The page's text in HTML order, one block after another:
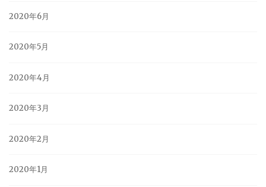
2020年6月
2020年5月
2020年4月
2020年3月
2020年2月
2020年1月